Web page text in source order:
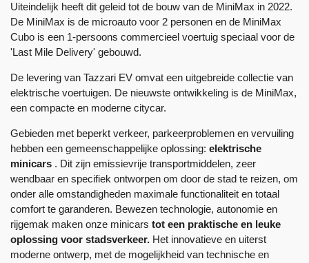
Uiteindelijk heeft dit geleid tot de bouw van de MiniMax in 2022.
De MiniMax is de microauto voor 2 personen en de MiniMax
Cubo is een 1-persoons commercieel voertuig speciaal voor de
'Last Mile Delivery' gebouwd.
De levering van Tazzari EV omvat een uitgebreide collectie van
elektrische voertuigen. De nieuwste ontwikkeling is de MiniMax,
een compacte en moderne citycar.
Gebieden met beperkt verkeer, parkeerproblemen en vervuiling
hebben een gemeenschappelijke oplossing: elektrische
minicars . Dit zijn emissievrije transportmiddelen, zeer
wendbaar en specifiek ontworpen om door de stad te reizen, om
onder alle omstandigheden maximale functionaliteit en totaal
comfort te garanderen. Bewezen technologie, autonomie en
rijgemak maken onze minicars tot een praktische en leuke
oplossing voor stadsverkeer. Het innovatieve en uiterst
moderne ontwerp, met de mogelijkheid van technische en